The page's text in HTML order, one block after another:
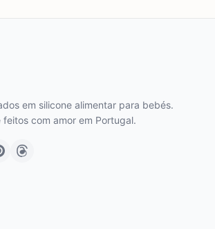
em silicone alimentar para bebés.
feitos com amor em Portugal.